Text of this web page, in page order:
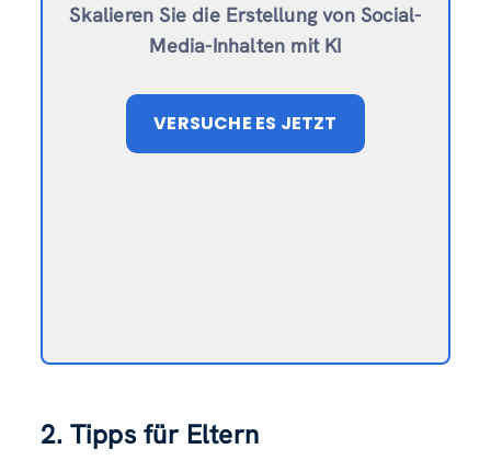
Skalieren Sie die Erstellung von Social-
Media-Inhalten mit KI
VERSUCHE ES JETZT
2. Tipps für Eltern